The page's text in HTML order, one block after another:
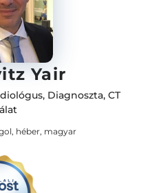
Yair
, Diagnoszta, CT
héber, magyar